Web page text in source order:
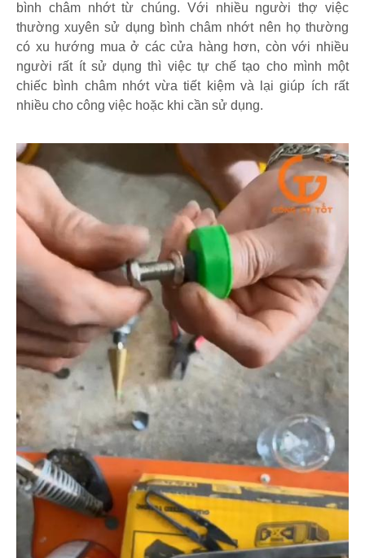
bình châm nhớt từ chúng. Với nhiều người thợ việc
thường xuyên sử dụng bình châm nhớt nên họ thường
có xu hướng mua ở các cửa hàng hơn, còn với nhiều
người rất ít sử dụng thì việc tự chế tạo cho mình một
chiếc bình châm nhớt vừa tiết kiệm và lại giúp ích rất
nhiều cho công việc hoặc khi cần sử dụng.